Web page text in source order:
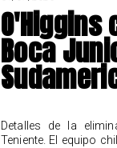
Boca
Detalles de la
Teniente. El equipo